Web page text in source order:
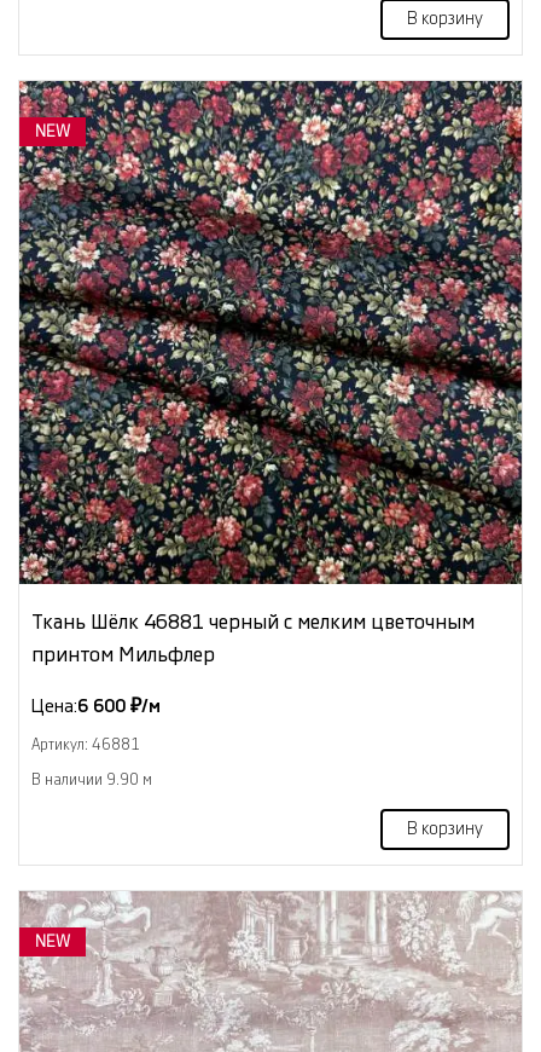
В корзину
NEW
Ткань Шёлк 46881 черный с мелким цветочным
принтом Мильфлер
Цена:6 600 ₽/м
Артикул: 46881
В наличии 9.90 м
В корзину
NEW